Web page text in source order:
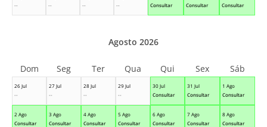
--
--
--
--
Consultar
Consultar
Consultar
26 Jul
--
27 Jul
--
28 Jul
--
29 Jul
--
30 Jul
Consultar
31 Jul
Consultar
1 Ago
Consultar
2 Ago
Consultar
3 Ago
Consultar
4 Ago
Consultar
5 Ago
Consultar
6 Ago
Consultar
7 Ago
Consultar
8 Ago
Consultar
Agosto 2026
Dom Seg Ter Qua Qui Sex Sáb